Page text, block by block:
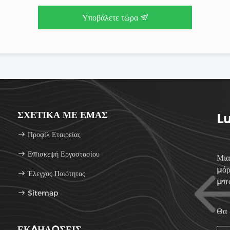
Υποβάλετε τώρα
ΣΧΕΤΙΚΆ ΜΕ ΕΜΆΣ
Προφίλ Εταιρείας
Επισκεψή Εργοστασίου
Έλεγχος Ποιότητας
Sitemap
Θα